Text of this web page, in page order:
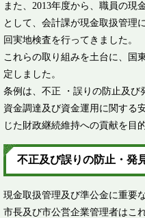
また、2013年度から、職員の現
として、会計課が現金取扱管理
回実地検査を行ってきました。
これらの取り組みを土台に、国
定しました。
条例は、不正 ・誤りの防止及び
資金調達及び資金運用に関する
じた財政継続維持への貢献を目
不正及び誤りの防止・発
現金取扱管理及び準公金に重要
市長及び市公営企業管理者はこ